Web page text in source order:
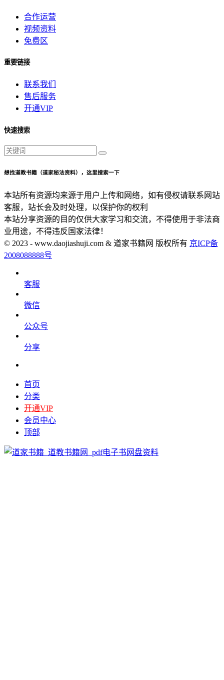
合作运营
视频资料
免费区
重要链接
联系我们
售后服务
开通VIP
快速搜索
想找道教书籍（道家秘法资料），这里搜索一下
本站所有资源均来源于用户上传和网络，如有侵权请联系网站
客服，站长会及时处理，以保护你的权利
本站分享资源的目的仅供大家学习和交流，不得使用于非法商
业用途，不得违反国家法律！
© 2023 - www.daojiashuji.com & 道家书籍网 版权所有 京ICP备
2008088888号
客服
微信
公众号
分享
首页
分类
开通VIP
会员中心
顶部